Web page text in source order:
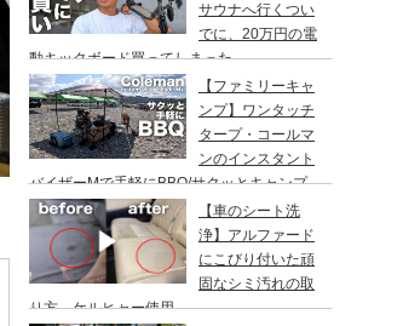
サウナへ行くつい
でに、20万円の電
動キックボード買ってしまった。
YADEA（ヤデア）
【ファミリーキャ
ンプ】ワンタッチ
タープ・コールマ
ンのインスタント
バイザーMで手軽にBBQ/サクッとキャンプ
レイアウト/ 都心から車で1時間/ 河原のキャ
ンプ場/秋川橋河川公園 バーベキューランド
【車のシート洗
浄】アルファード
にこびり付いた頑
固なシミ汚れの取
り方。ケルヒャー使用。